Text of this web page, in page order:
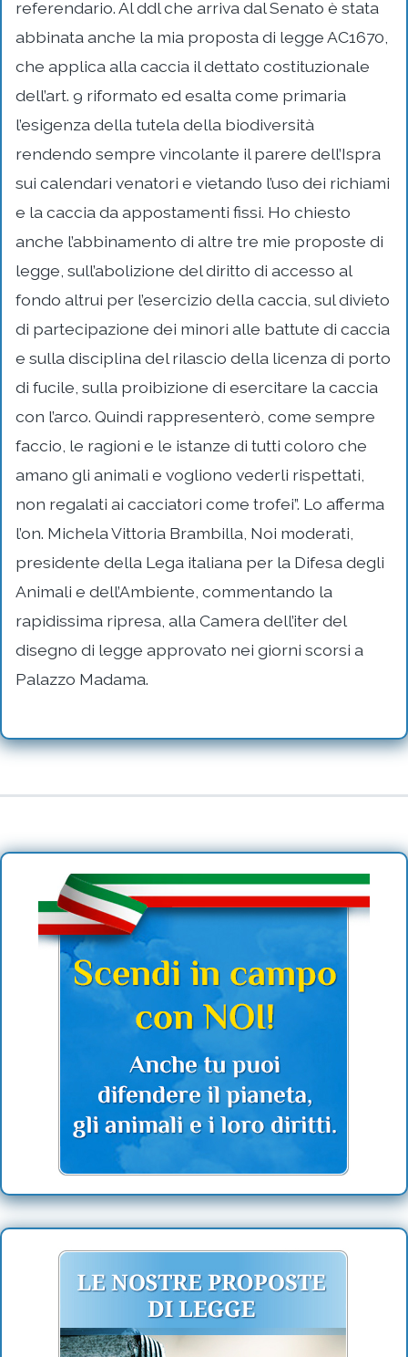
referendario. Al ddl che arriva dal Senato è stata
abbinata anche la mia proposta di legge AC1670,
che applica alla caccia il dettato costituzionale
dell’art. 9 riformato ed esalta come primaria
l’esigenza della tutela della biodiversità
rendendo sempre vincolante il parere dell’Ispra
sui calendari venatori e vietando l’uso dei richiami
e la caccia da appostamenti fissi. Ho chiesto
anche l’abbinamento di altre tre mie proposte di
legge, sull’abolizione del diritto di accesso al
fondo altrui per l’esercizio della caccia, sul divieto
di partecipazione dei minori alle battute di caccia
e sulla disciplina del rilascio della licenza di porto
di fucile, sulla proibizione di esercitare la caccia
con l’arco. Quindi rappresenterò, come sempre
faccio, le ragioni e le istanze di tutti coloro che
amano gli animali e vogliono vederli rispettati,
non regalati ai cacciatori come trofei”. Lo afferma
l’on. Michela Vittoria Brambilla, Noi moderati,
presidente della Lega italiana per la Difesa degli
Animali e dell’Ambiente, commentando la
rapidissima ripresa, alla Camera dell’iter del
disegno di legge approvato nei giorni scorsi a
Palazzo Madama.